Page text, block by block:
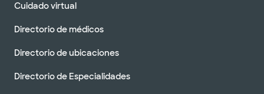
Cuidado virtual
Directorio de médicos
Directorio de ubicaciones
Directorio de Especialidades